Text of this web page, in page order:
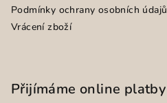
Podmínky ochrany osobních údajů
Vrácení zboží
Přijímáme online platby